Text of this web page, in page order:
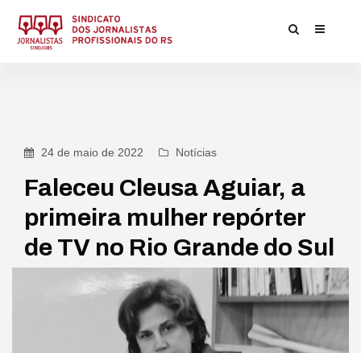
24 de maio de 2022 Notícias
Faleceu Cleusa Aguiar, a
primeira mulher repórter
de TV no Rio Grande do Sul